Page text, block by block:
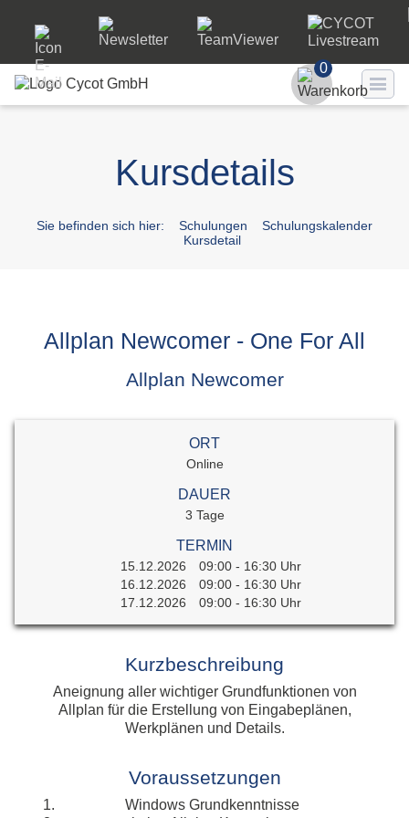
Passwort
Passwort
0
Kursdetails
Sie befinden sich hier: Schulungen
Schulungskalender
Kursdetail
Allplan Newcomer - One For All
Allplan Newcomer
ORT
Online
DAUER
3 Tage
TERMIN
15.12.2026
09:00 - 16:30 Uhr
16.12.2026
09:00 - 16:30 Uhr
17.12.2026
09:00 - 16:30 Uhr
Kurzbeschreibung
Aneignung aller wichtiger Grundfunktionen von
Allplan für die Erstellung von Eingabeplänen,
Werkplänen und Details.
Voraussetzungen
Windows Grundkenntnisse